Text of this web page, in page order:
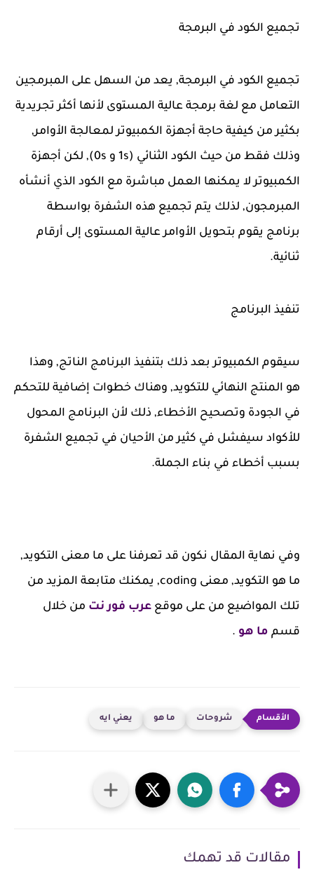
تجميع الكود في البرمجة
تجميع الكود في البرمجة, يعد من السهل على المبرمجين
التعامل مع لغة برمجة عالية المستوى لأنها أكثر تجريدية
بكثير من كيفية حاجة أجهزة الكمبيوتر لمعالجة الأوامر,
وذلك فقط من حيث الكود الثنائي (1s و 0s), لكن أجهزة
الكمبيوتر لا يمكنها العمل مباشرة مع الكود الذي أنشأه
المبرمجون, لذلك يتم تجميع هذه الشفرة بواسطة
برنامج يقوم بتحويل الأوامر عالية المستوى إلى أرقام
ثنائية.
تنفيذ البرنامج
سيقوم الكمبيوتر بعد ذلك بتنفيذ البرنامج الناتج, وهذا
هو المنتج النهائي للتكويد, وهناك خطوات إضافية للتحكم
في الجودة وتصحيح الأخطاء, ذلك لأن البرنامج المحول
للأكواد سيفشل في كثير من الأحيان في تجميع الشفرة
بسبب أخطاء في بناء الجملة.
وفي نهاية المقال نكون قد تعرفنا على ما معنى التكويد,
ما هو التكويد, معنى coding, يمكنك متابعة المزيد من
تلك المواضيع من على موقع عرب فور نت من خلال
قسم ما هو .
شروحات ما هو يعني ايه
مقالات قد تهمك